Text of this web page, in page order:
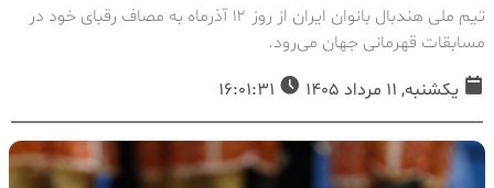
تیم ملی هندبال بانوان ایران از روز ۱۲ آذرماه به مصاف رقبای خود در
مسابقات قهرمانی جهان می‌رود.
یکشنبه, 11 مرداد 1405